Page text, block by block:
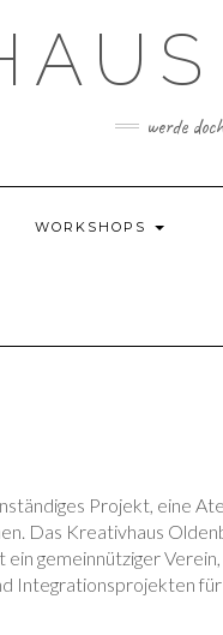
werde
WORKSHOPS
Projekt, eine
Das Kreativhaus
ein gemeinnütziger
Integrationsprojekten